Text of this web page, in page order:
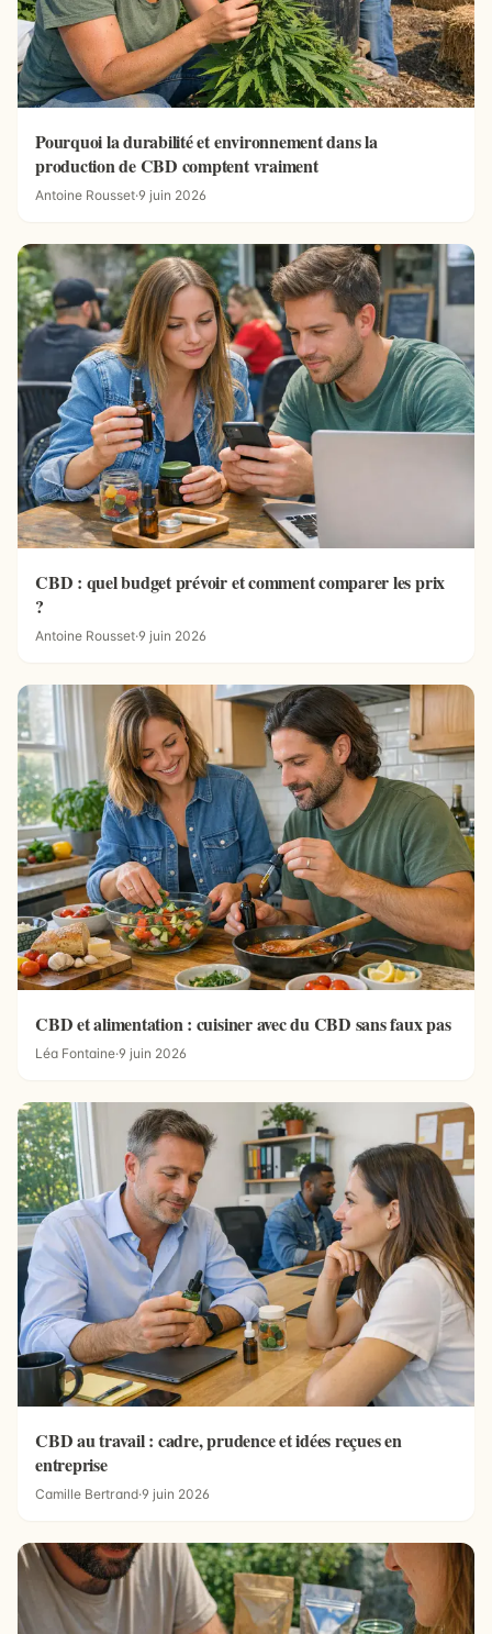
Pourquoi la durabilité et environnement dans la
production de CBD comptent vraiment
Antoine Rousset·9 juin 2026
CBD : quel budget prévoir et comment comparer les prix
?
Antoine Rousset·9 juin 2026
CBD et alimentation : cuisiner avec du CBD sans faux pas
Léa Fontaine·9 juin 2026
CBD au travail : cadre, prudence et idées reçues en
entreprise
Camille Bertrand·9 juin 2026